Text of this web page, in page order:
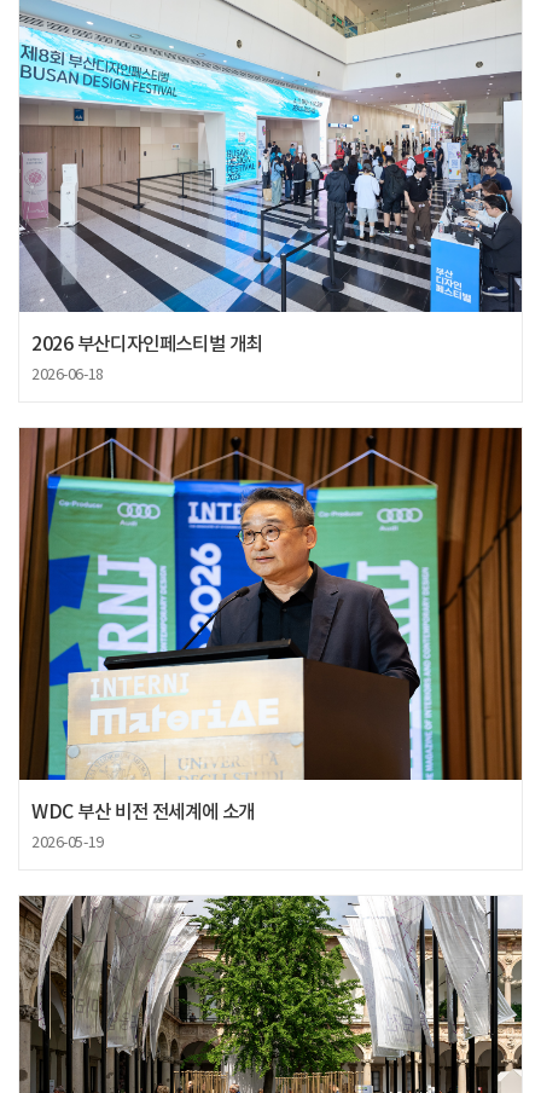
2026 부산디자인페스티벌 개최
2026-06-18
WDC 부산 비전 전세계에 소개
2026-05-19